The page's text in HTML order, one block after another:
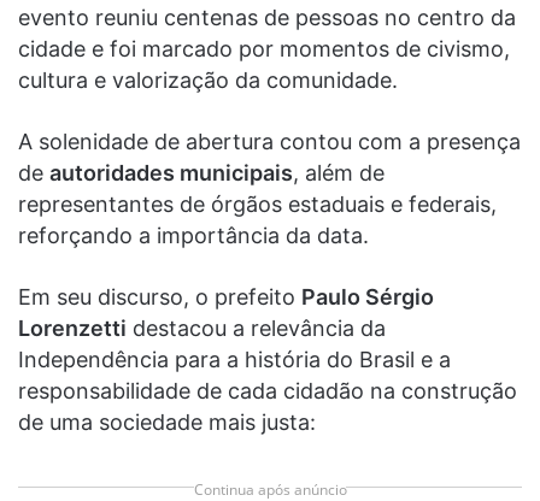
evento reuniu centenas de pessoas no centro da
cidade e foi marcado por momentos de civismo,
cultura e valorização da comunidade.
A solenidade de abertura contou com a presença
de autoridades municipais, além de
representantes de órgãos estaduais e federais,
reforçando a importância da data.
Em seu discurso, o prefeito Paulo Sérgio
Lorenzetti destacou a relevância da
Independência para a história do Brasil e a
responsabilidade de cada cidadão na construção
de uma sociedade mais justa:
Continua após anúncio